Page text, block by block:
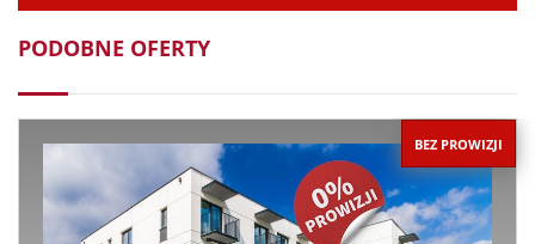
PODOBNE OFERTY
BEZ PROWIZJI